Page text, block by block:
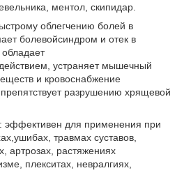
ментол, скипидар.
облегчению болей в
болевойсиндром и отек в
устраняет мышечный
и кровоснабжение
препятствует разрушению хрящевой
эффективен для применения при
травмах суставов,
артрозах, растяжениях
плекситах, невралгиях,